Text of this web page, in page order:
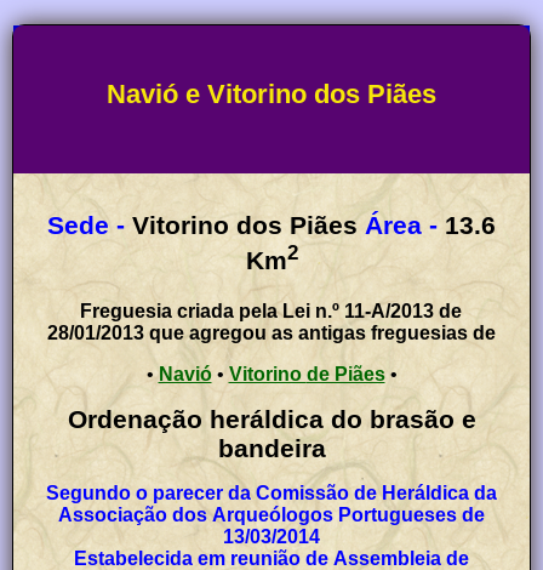
Navió e Vitorino dos Piães
Sede - Vitorino dos PiãesÁrea - 13.6
Km2
Freguesia criada pela Lei n.º 11-A/2013 de
28/01/2013 que agregou as antigas freguesias de
• Navió• Vitorino de Piães•
Ordenação heráldica do brasão e
bandeira
Segundo o parecer da Comissão de Heráldica da
Associação dos Arqueólogos Portugueses de
13/03/2014
Estabelecida em reunião de Assembleia de